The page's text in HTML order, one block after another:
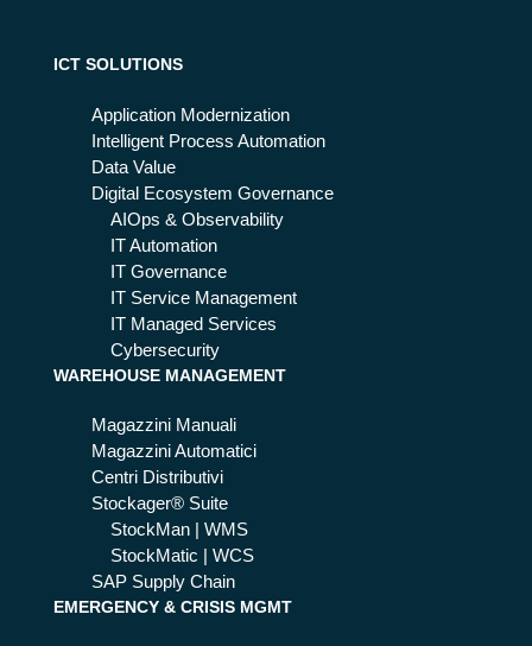
on
mb
ICT SOLUTIONS
Application Modernization
Intelligent Process Automation
Data Value
Digital Ecosystem Governance
AIOps & Observability
IT Automation
IT Governance
IT Service Management
IT Managed Services
Cybersecurity
WAREHOUSE MANAGEMENT
Magazzini Manuali
Magazzini Automatici
Centri Distributivi
Stockager® Suite
StockMan | WMS
StockMatic | WCS
SAP Supply Chain
EMERGENCY & CRISIS MGMT